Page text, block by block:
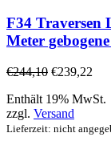
F34 Traversen
Meter
€244,10 €239,22
Enthält 19% MwSt.
zzgl. Versand
Lieferzeit: nicht